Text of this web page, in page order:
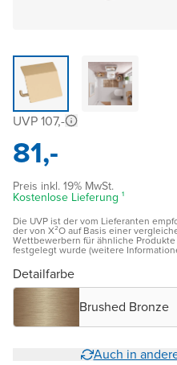
UVP 107,-
81,-
Preis inkl. 19% MwSt.
Kostenlose Lieferung ¹
Die UVP ist der vom Lieferanten
der von X²O auf Basis einer
Wettbewerbern für ähnliche
festgelegt wurde (weitere
Detailfarbe
Brushed Bronze
Auch in